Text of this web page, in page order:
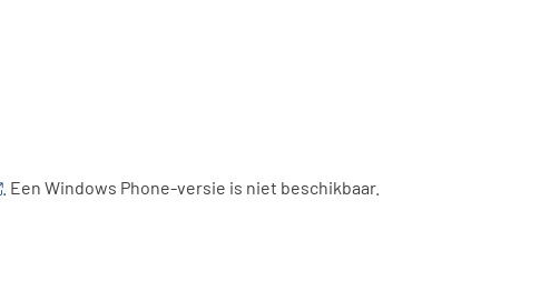
. Een Windows Phone-versie is niet beschikbaar.